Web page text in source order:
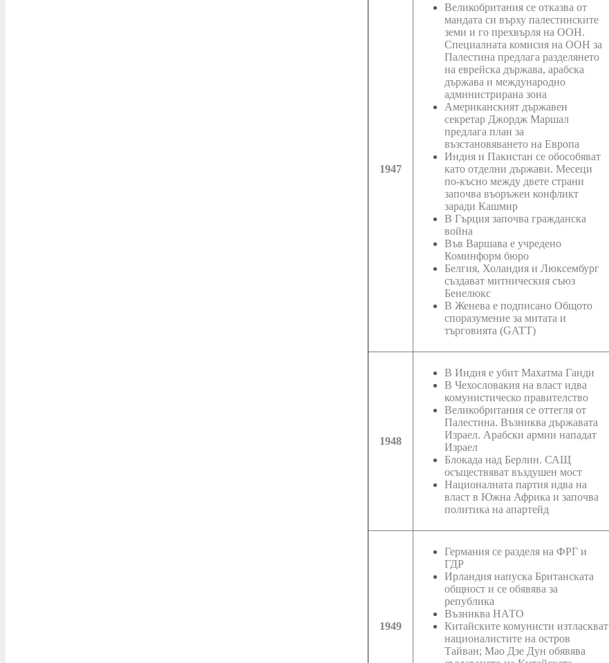
1947
Великобритания се отказва от
мандата си върху палестинските
земи и го прехвърля на ООН.
Специалната комисия на ООН за
Палестина предлага разделянето
на еврейска държава, арабска
държава и международно
администрирана зона
Американският държавен
секретар Джордж Маршал
предлага план за
възстановяването на Европа
Индия и Пакистан се обособяват
като отделни държави. Месеци
по-късно между двете страни
започва въоръжен конфликт
заради Кашмир
В Гърция започва гражданска
война
Във Варшава е учредено
Коминформ бюро
Белгия, Холандия и Люксембург
създават митническия съюз
Бенелюкс
В Женева е подписано Общото
споразумение за митата и
търговията (GATT)
1948
В Индия е убит Махатма Ганди
В Чехословакия на власт идва
комунистическо правителство
Великобритания се оттегля от
Палестина. Възниква държавата
Израел. Арабски армии нападат
Израел
Блокада над Берлин. САЩ
осъществяват въздушен мост
Националната партия идва на
власт в Южна Африка и започва
политика на апартейд
1949
Германия се разделя на ФРГ и
ГДР
Ирландия напуска Британската
общност и се обявява за
република
Възниква НАТО
Китайските комунисти изтласкват
националистите на остров
Тайван; Мао Дзе Дун обявява